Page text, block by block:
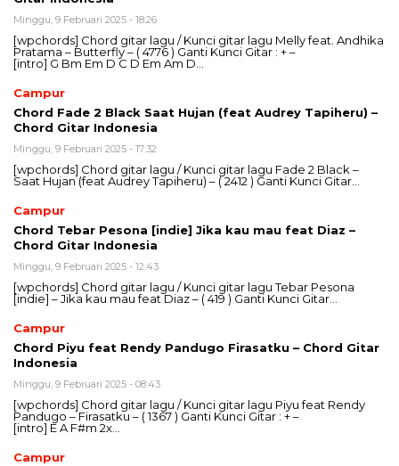
Minggu, 9 Februari 2025 - 18:26
[wpchords] Chord gitar lagu / Kunci gitar lagu Melly feat. Andhika
Pratama – Butterfly – ( 4776 ) Ganti Kunci Gitar : + –
[intro] G Bm Em D C D Em Am D…
Campur
Chord Fade 2 Black Saat Hujan (feat Audrey Tapiheru) –
Chord Gitar Indonesia
Minggu, 9 Februari 2025 - 17:32
[wpchords] Chord gitar lagu / Kunci gitar lagu Fade 2 Black –
Saat Hujan (feat Audrey Tapiheru) – ( 2412 ) Ganti Kunci Gitar…
Campur
Chord Tebar Pesona [indie] Jika kau mau feat Diaz –
Chord Gitar Indonesia
Minggu, 9 Februari 2025 - 12:43
[wpchords] Chord gitar lagu / Kunci gitar lagu Tebar Pesona
[indie] – Jika kau mau feat Diaz – ( 419 ) Ganti Kunci Gitar…
Campur
Chord Piyu feat Rendy Pandugo Firasatku – Chord Gitar
Indonesia
Minggu, 9 Februari 2025 - 08:43
[wpchords] Chord gitar lagu / Kunci gitar lagu Piyu feat Rendy
Pandugo – Firasatku – ( 1367 ) Ganti Kunci Gitar : + –
[intro] E A F#m 2x…
Campur